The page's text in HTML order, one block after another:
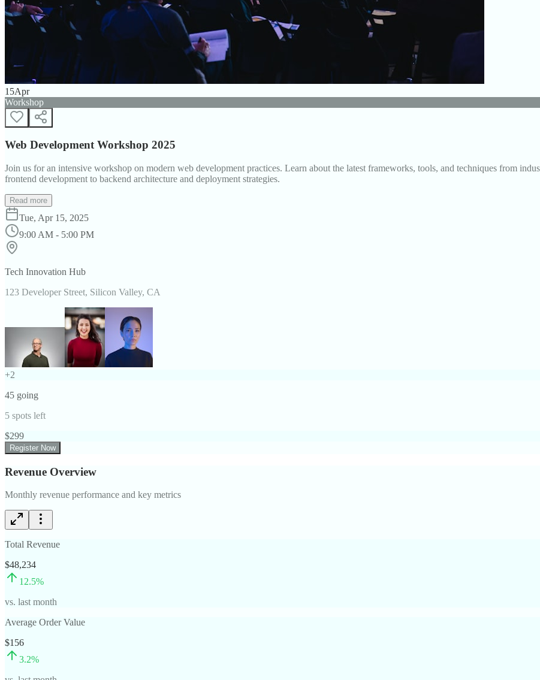
15Apr
Workshop
Web Development Workshop 2025
Join us for an intensive workshop on modern web development practices. Learn about the latest frameworks, tools, and techniques from
frontend development to backend architecture and deployment strategies.
Read more
Tue, Apr 15, 2025
9:00 AM - 5:00 PM
Tech Innovation Hub
123 Developer Street, Silicon Valley, CA
+2
45 going
5 spots left
$299
Register Now
Revenue Overview
Monthly revenue performance and key metrics
Total Revenue
$48,234
12.5%
vs. last month
Average Order Value
$156
3.2%